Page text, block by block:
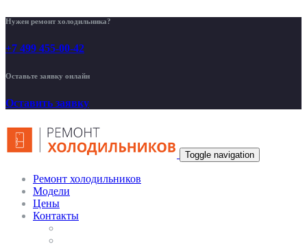
Нужен ремонт холодильника?
+7 499 455-00-42
Оставьте заявку онлайн
Оставить заявку
Toggle navigation
Ремонт холодильников
Модели
Цены
Контакты